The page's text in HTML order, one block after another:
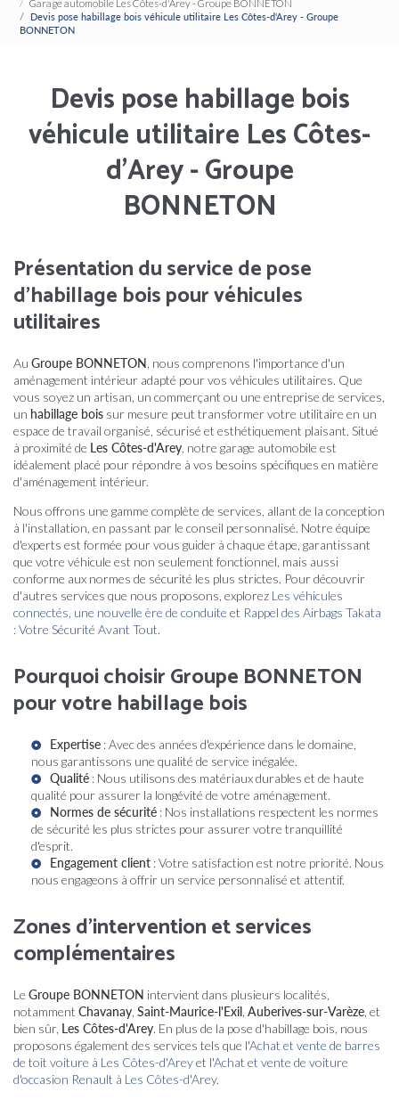
Garage automobile Les Côtes-d'Arey - Groupe BONNETON
Devis pose habillage bois véhicule utilitaire Les Côtes-d'Arey - Groupe
BONNETON
Devis pose habillage bois
véhicule utilitaire Les Côtes-
d'Arey - Groupe
BONNETON
Présentation du service de pose
d'habillage bois pour véhicules
utilitaires
Au Groupe BONNETON , nous comprenons l'importance d'un
aménagement intérieur adapté pour vos véhicules utilitaires. Que
vous soyez un artisan, un commerçant ou une entreprise de services,
un habillage bois sur mesure peut transformer votre utilitaire en un
espace de travail organisé, sécurisé et esthétiquement plaisant. Situé
à proximité de Les Côtes-d'Arey , notre garage automobile est
idéalement placé pour répondre à vos besoins spécifiques en matière
d'aménagement intérieur.
Nous offrons une gamme complète de services, allant de la conception
à l'installation, en passant par le conseil personnalisé. Notre équipe
d'experts est formée pour vous guider à chaque étape, garantissant
que votre véhicule est non seulement fonctionnel, mais aussi
conforme aux normes de sécurité les plus strictes. Pour découvrir
d'autres services que nous proposons, explorez Les véhicules
connectés, une nouvelle ère de conduite et Rappel des Airbags Takata
: Votre Sécurité Avant Tout.
Pourquoi choisir Groupe BONNETON
pour votre habillage bois
Expertise : Avec des années d'expérience dans le domaine,
nous garantissons une qualité de service inégalée.
Qualité : Nous utilisons des matériaux durables et de haute
qualité pour assurer la longévité de votre aménagement.
Normes de sécurité : Nos installations respectent les normes
de sécurité les plus strictes pour assurer votre tranquillité
d'esprit.
Engagement client : Votre satisfaction est notre priorité. Nous
nous engageons à offrir un service personnalisé et attentif.
Zones d'intervention et services
complémentaires
Le Groupe BONNETON intervient dans plusieurs localités,
notamment Chavanay Saint-Maurice-l'Exil Auberives-sur-Varèze , et
bien sûr, Les Côtes-d'Arey. En plus de la pose d'habillage bois, nous
proposons également des services tels que l'Achat et vente de barres
de toit voiture à Les Côtes-d'Areyet l'Achat et vente de voiture
d'occasion Renault à Les Côtes-d'Arey.